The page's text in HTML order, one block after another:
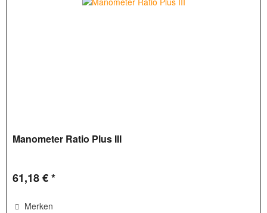
Manometer Ratio Plus III
61,18 € *
Merken